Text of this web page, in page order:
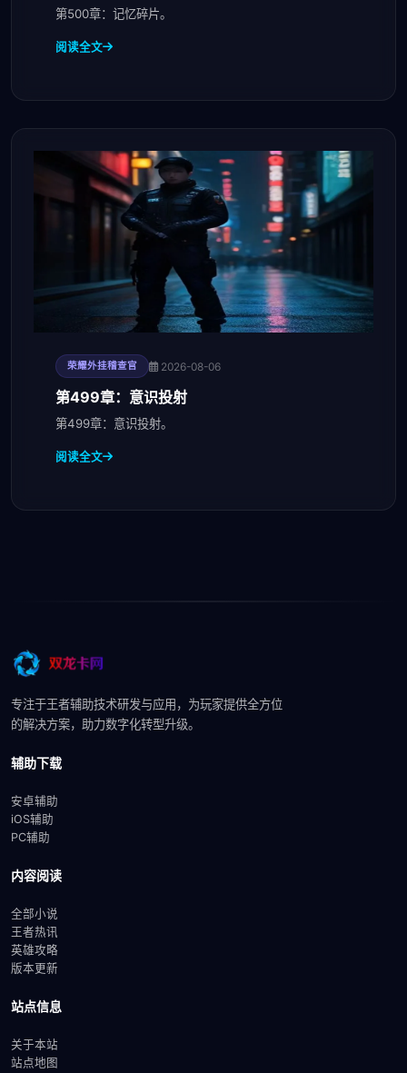
第500章：记忆碎片。
阅读全文
荣耀外挂稽查官 2026-08-06
第499章：意识投射
第499章：意识投射。
阅读全文
专注于王者辅助技术研发与应用，为玩家提供全方位
的解决方案，助力数字化转型升级。
辅助下载
安卓辅助
iOS辅助
PC辅助
内容阅读
全部小说
王者热讯
英雄攻略
版本更新
站点信息
关于本站
站点地图